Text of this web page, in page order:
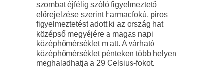
szombat éjfélig szóló figyelmeztető
előrejelzése szerint harmadfokú, piros
figyelmeztetést adott ki az ország hat
középső megyéjére a magas napi
középhőmérséklet miatt. A várható
középhőmérséklet pénteken több helyen
meghaladhatja a 29 Celsius-fokot.